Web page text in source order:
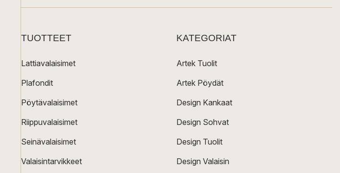
TUOTTEET
Lattiavalaisimet
Plafondit
Pöytävalaisimet
Riippuvalaisimet
Seinävalaisimet
Valaisintarvikkeet
KATEGORIAT
Artek Tuolit
Artek Pöydät
Design Kankaat
Design Sohvat
Design Tuolit
Design Valaisin